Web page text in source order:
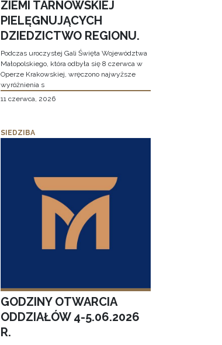
ZIEMI TARNOWSKIEJ
PIELĘGNUJĄCYCH
DZIEDZICTWO REGIONU.
Podczas uroczystej Gali Święta Województwa
Małopolskiego, która odbyła się 8 czerwca w
Operze Krakowskiej, wręczono najwyższe
wyróżnienia s
11 czerwca, 2026
SIEDZIBA
GODZINY OTWARCIA
ODDZIAŁÓW 4-5.06.2026
R.